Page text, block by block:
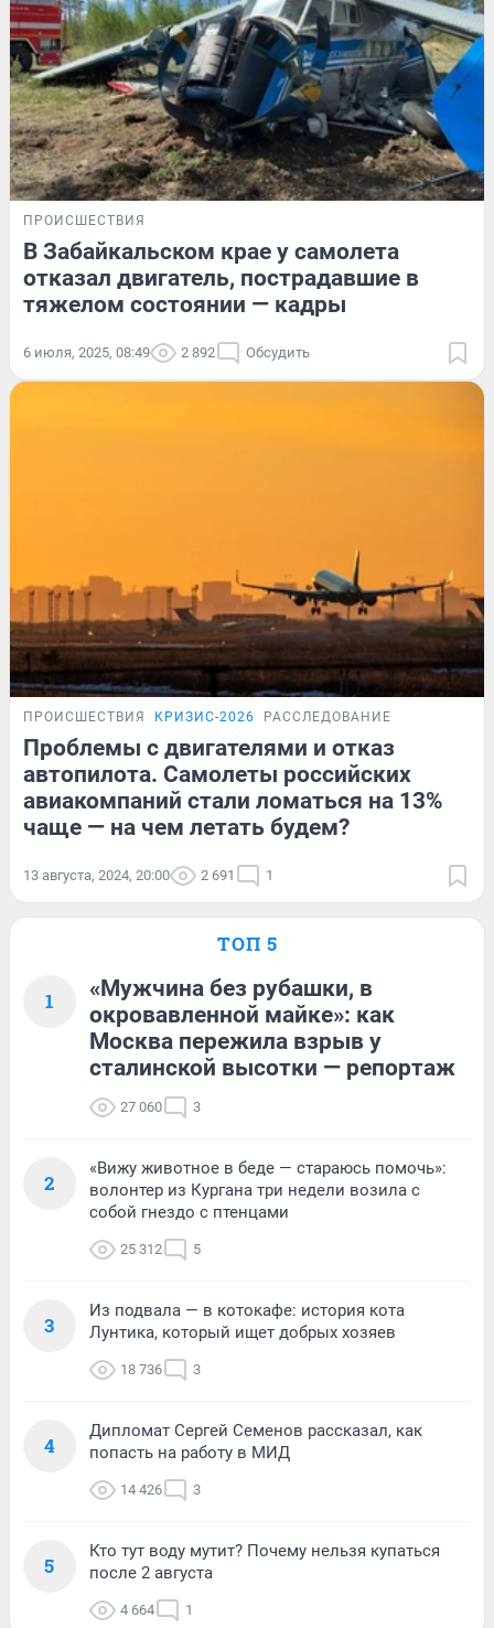
ПРОИСШЕСТВИЯ
В Забайкальском крае у самолета
отказал двигатель, пострадавшие в
тяжелом состоянии — кадры
6 июля, 2025, 08:49 2 892 Обсудить
ПРОИСШЕСТВИЯ КРИЗИС-2026 РАССЛЕДОВАНИЕ
Проблемы с двигателями и отказ
автопилота. Самолеты российских
авиакомпаний стали ломаться на 13%
чаще — на чем летать будем?
13 августа, 2024, 20:00 2 691 1
ТОП 5
1
«Мужчина без рубашки, в
окровавленной майке»: как
Москва пережила взрыв у
сталинской высотки — репортаж
27 060 3
2
«Вижу животное в беде — стараюсь помочь»:
волонтер из Кургана три недели возила с
собой гнездо с птенцами
25 312 5
3
Из подвала — в котокафе: история кота
Лунтика, который ищет добрых хозяев
18 736 3
4
Дипломат Сергей Семенов рассказал, как
попасть на работу в МИД
14 426 3
5
Кто тут воду мутит? Почему нельзя купаться
после 2 августа
4 664 1